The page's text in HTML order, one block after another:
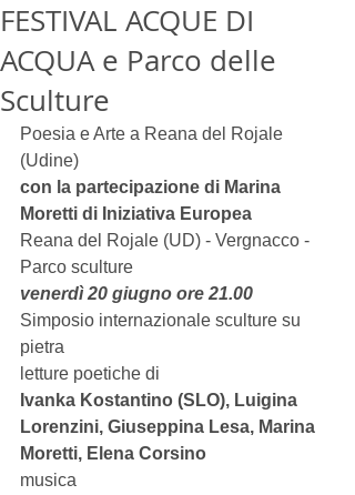
FESTIVAL ACQUE DI
ACQUA e Parco delle
Sculture
Poesia e Arte a Reana del Rojale
(Udine)
con la partecipazione di Marina
Moretti di Iniziativa Europea
Reana del Rojale (UD) - Vergnacco -
Parco sculture
venerdì 20 giugno ore 21.00
Simposio internazionale sculture su
pietra
letture poetiche di
Ivanka Kostantino (SLO), Luigina
Lorenzini, Giuseppina Lesa, Marina
Moretti, Elena Corsino
musica